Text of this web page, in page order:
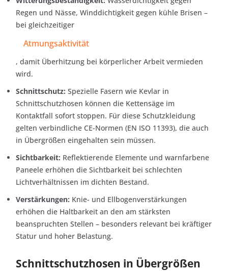
Regen und Nässe, Winddichtigkeit gegen kühle Brisen –
bei gleichzeitiger
Atmungsaktivität
, damit Überhitzung bei körperlicher Arbeit vermieden
wird.
Schnittschutz: Spezielle Fasern wie Kevlar in
Schnittschutzhosen können die Kettensäge im
Kontaktfall sofort stoppen. Für diese Schutzkleidung
gelten verbindliche CE-Normen (EN ISO 11393), die auch
in Übergrößen eingehalten sein müssen.
Sichtbarkeit: Reflektierende Elemente und warnfarbene
Paneele erhöhen die Sichtbarkeit bei schlechten
Lichtverhältnissen im dichten Bestand.
Verstärkungen: Knie- und Ellbogenverstärkungen
erhöhen die Haltbarkeit an den am stärksten
beanspruchten Stellen – besonders relevant bei kräftiger
Statur und hoher Belastung.
Schnittschutzhosen in Übergrößen